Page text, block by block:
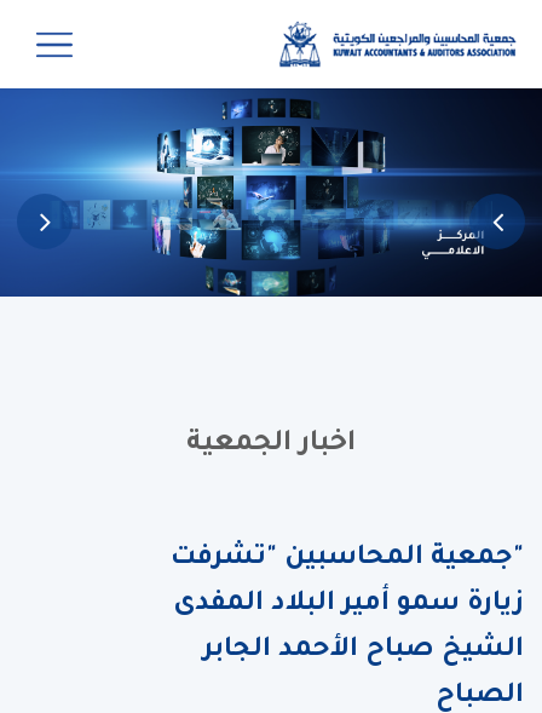
اخبار الجمعية
"جمعية المحاسبين "تشرفت
زيارة سمو أمير البلاد المفدى
الشيخ صباح الأحمد الجابر
الصباح